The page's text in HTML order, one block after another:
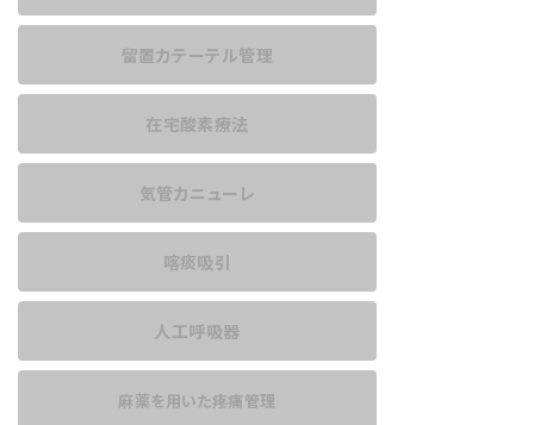
留置カテーテル管理
在宅酸素療法
気管カニューレ
喀痰吸引
人工呼吸器
麻薬を用いた疼痛管理